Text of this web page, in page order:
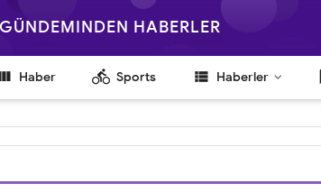
HABERLER
Haber directions_bike Sports view_list Haberler